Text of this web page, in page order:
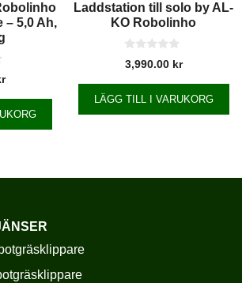
– 5,0 Ah,
Laddstation till solo by AL-
KO Robolinho
0
a
3,990.00 kr
LÄGG TILL I VARUKORG